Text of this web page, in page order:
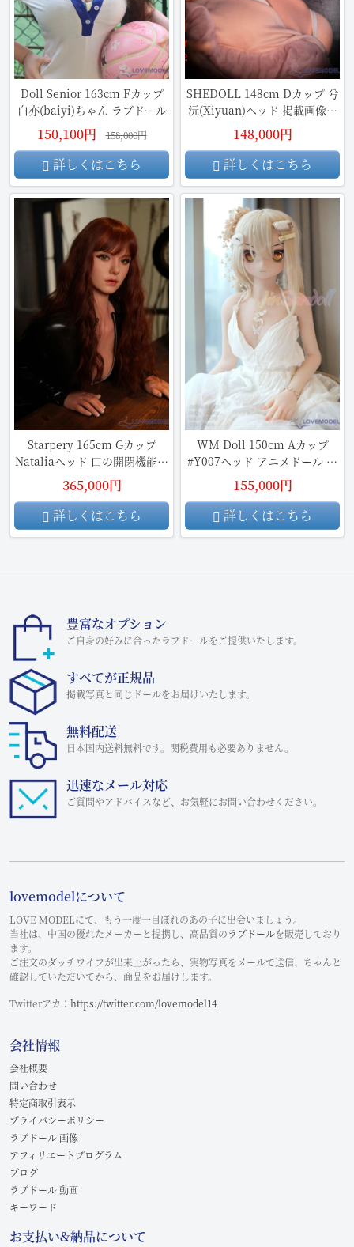
Doll Senior 163cm Fカップ
白亦(baiyi)ちゃん ラブドール
150,100円 158,000円
詳しくはこちら
SHEDOLL 148cm Dカップ 兮
沅(Xiyuan)ヘッド 掲載画像は
シリコン材質ボディ ラブドー
ル ボディー材質など選択可能
カスタマイズ可能
148,000円
詳しくはこちら
Starpery 165cm Gカップ
Nataliaヘッド 口の開閉機能対
応可能 フルシリコンラブドー
ル リアルドール
365,000円
詳しくはこちら
WM Doll 150cm Aカップ
#Y007ヘッド アニメドール ソ
フトビニール製ヘッド+TPE製
ボディ 等身大リアルラブドー
ル
155,000円
詳しくはこちら
豊富なオプション
ご自身の好みに合ったラブドールをご提供いたします。
すべてが正規品
掲載写真と同じドールをお届けいたします。
無料配送
日本国内送料無料です。関税費用も必要ありません。
迅速なメール対応
ご質問やアドバイスなど、お気軽にお問い合わせください。
lovemodelについて
LOVE MODELにて、もう一度一目ぼれのあの子に出会いましょう。
当社は、中国の優れたメーカーと提携し、高品質のラブドールを販売しており
ます。
ご注文のダッチワイフが出来上がったら、実物写真をメールで送信、ちゃんと
確認していただいてから、商品をお届けします。
Twitterアカ： https://twitter.com/lovemodel14
会社情報
会社概要
問い合わせ
特定商取引表示
プライバシーポリシー
ラブドール 画像
アフィリエートプログラム
ブログ
ラブドール 動画
キーワード
お支払い&納品について